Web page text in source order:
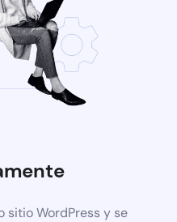
sitio WordPress y se